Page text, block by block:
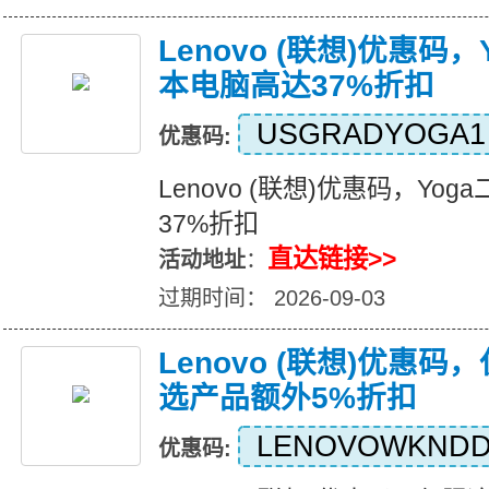
Lenovo (联想)优惠码，
本电脑高达37%折扣
优惠码: USGRADYOGA1
Lenovo (联想)优惠码，Yoga
37%折扣
活动地址： 直达链接>>
过期时间： 2026-09-03
Lenovo (联想)优惠码，
选产品额外5%折扣
优惠码: